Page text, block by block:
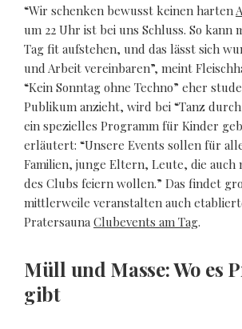
“Wir schenken bewusst keinen harten
um 22 Uhr ist bei uns Schluss. So kann
Tag fit aufstehen, und das lässt sich
und Arbeit vereinbaren”, meint
“Kein Sonntag ohne Techno” eher
Publikum anzieht, wird bei “Tanz
ein spezielles Programm für Kinder
erläutert: “Unsere Events sollen für
Familien, junge Eltern, Leute, die auch
des Clubs feiern wollen.” Das findet
mittlerweile veranstalten auch
PratersaunaClubevents am Tag.
Müll und Masse: Wo es
gibt